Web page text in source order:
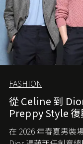
FASHION
從 Celine 到
Preppy Style 復
在 2026 年春夏男裝